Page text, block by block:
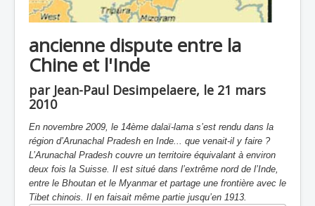
ancienne dispute entre la
Chine et l'Inde
par Jean-Paul Desimpelaere, le 21 mars
2010
En novembre 2009, le 14ème dalaï-lama s’est rendu dans la
région d’Arunachal Pradesh en Inde... que venait-il y faire ?
L’Arunachal Pradesh couvre un territoire équivalant à environ
deux fois la Suisse. Il est situé dans l’extrême nord de l’Inde,
entre le Bhoutan et le Myanmar et partage une frontière avec le
Tibet chinois. Il en faisait même partie jusqu’en 1913.